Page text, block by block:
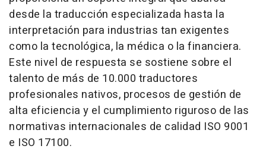
desde la traducción especializada hasta la
interpretación para industrias tan exigentes
como la tecnológica, la médica o la financiera.
Este nivel de respuesta se sostiene sobre el
talento de más de 10.000 traductores
profesionales nativos, procesos de gestión de
alta eficiencia y el cumplimiento riguroso de las
normativas internacionales de calidad ISO 9001
e ISO 17100.